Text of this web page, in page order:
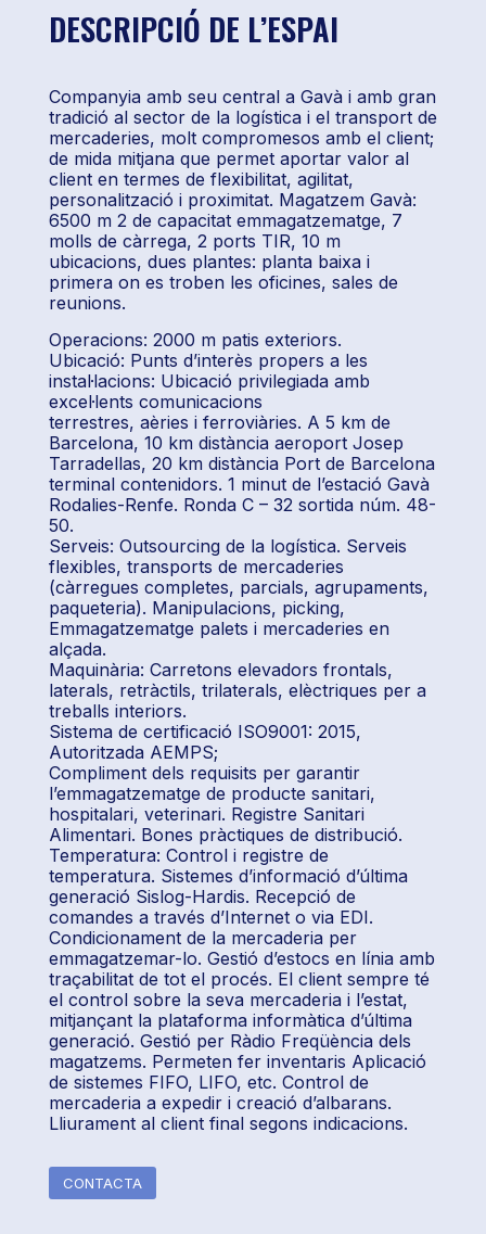
DESCRIPCIÓ DE L’ESPAI
Companyia amb seu central a Gavà i amb gran
tradició al sector de la logística i el transport de
mercaderies, molt compromesos amb el client;
de mida mitjana que permet aportar valor al
client en termes de flexibilitat, agilitat,
personalització i proximitat. Magatzem Gavà:
6500 m 2 de capacitat emmagatzematge, 7
molls de càrrega, 2 ports TIR, 10 m
ubicacions, dues plantes: planta baixa i
primera on es troben les oficines, sales de
reunions.
Operacions: 2000 m patis exteriors.
Ubicació: Punts d’interès propers a les
instal·lacions: Ubicació privilegiada amb
excel·lents comunicacions
terrestres, aèries i ferroviàries. A 5 km de
Barcelona, 10 km distància aeroport Josep
Tarradellas, 20 km distància Port de Barcelona
terminal contenidors. 1 minut de l’estació Gavà
Rodalies-Renfe. Ronda C – 32 sortida núm. 48-
50.
Serveis: Outsourcing de la logística. Serveis
flexibles, transports de mercaderies
(càrregues completes, parcials, agrupaments,
paqueteria). Manipulacions, picking,
Emmagatzematge palets i mercaderies en
alçada.
Maquinària: Carretons elevadors frontals,
laterals, retràctils, trilaterals, elèctriques per a
treballs interiors.
Sistema de certificació ISO9001: 2015,
Autoritzada AEMPS;
Compliment dels requisits per garantir
l’emmagatzematge de producte sanitari,
hospitalari, veterinari. Registre Sanitari
Alimentari. Bones pràctiques de distribució.
Temperatura: Control i registre de
temperatura. Sistemes d’informació d’última
generació Sislog-Hardis. Recepció de
comandes a través d’Internet o via EDI.
Condicionament de la mercaderia per
emmagatzemar-lo. Gestió d’estocs en línia amb
traçabilitat de tot el procés. El client sempre té
el control sobre la seva mercaderia i l’estat,
mitjançant la plataforma informàtica d’última
generació. Gestió per Ràdio Freqüència dels
magatzems. Permeten fer inventaris Aplicació
de sistemes FIFO, LIFO, etc. Control de
mercaderia a expedir i creació d’albarans.
Lliurament al client final segons indicacions.
CONTACTA